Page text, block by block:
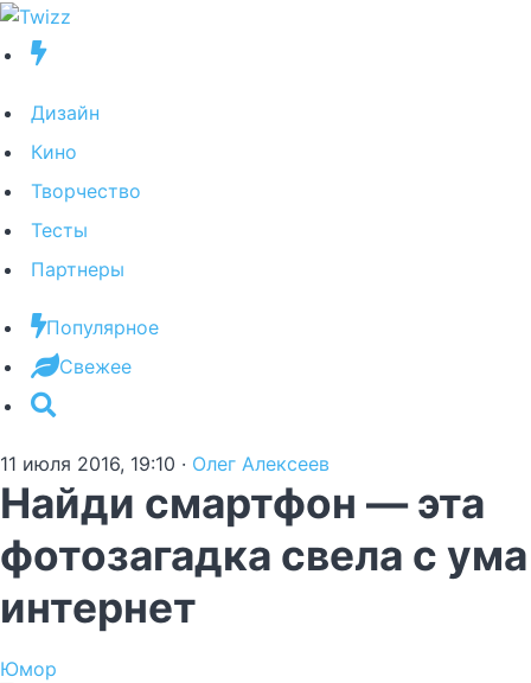
Дизайн
Кино
Творчество
Тесты
Партнеры
Популярное
Свежее
11 июля 2016, 19:10 · Олег Алексеев
Найди смартфон — эта
фотозагадка свела с ума
интернет
Юмор